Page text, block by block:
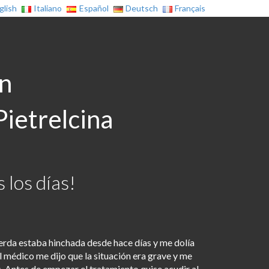
Italiano Español Deutsch Français
los días!
estaba hinchada desde hace días y me dolía
médico me dijo que la situación era grave y me